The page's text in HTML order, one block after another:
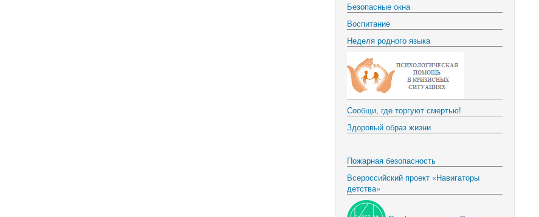
Безопасные окна
Воспитание
Неделя родного языка
Сообщи, где торгуют смертью!
Здоровый образ жизни
Пожарная безопасность
Всероссийский проект «Навигаторы
детства»